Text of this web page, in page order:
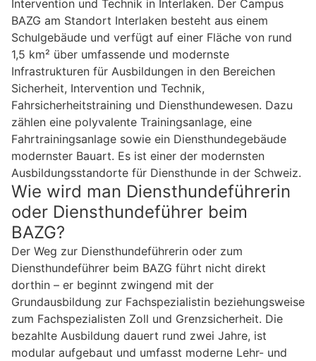
Intervention und Technik in Interlaken. Der Campus
BAZG am Standort Interlaken besteht aus einem
Schulgebäude und verfügt auf einer Fläche von rund
1,5 km² über umfassende und modernste
Infrastrukturen für Ausbildungen in den Bereichen
Sicherheit, Intervention und Technik,
Fahrsicherheitstraining und Diensthundewesen. Dazu
zählen eine polyvalente Trainingsanlage, eine
Fahrtrainingsanlage sowie ein Diensthundegebäude
modernster Bauart. Es ist einer der modernsten
Ausbildungsstandorte für Diensthunde in der Schweiz.
Wie wird man Diensthundeführerin
oder Diensthundeführer beim
BAZG?
Der Weg zur Diensthundeführerin oder zum
Diensthundeführer beim BAZG führt nicht direkt
dorthin – er beginnt zwingend mit der
Grundausbildung zur Fachspezialistin beziehungsweise
zum Fachspezialisten Zoll und Grenzsicherheit. Die
bezahlte Ausbildung dauert rund zwei Jahre, ist
modular aufgebaut und umfasst moderne Lehr- und